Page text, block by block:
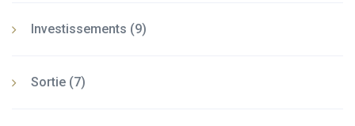
Investissements (9)
Sortie (7)